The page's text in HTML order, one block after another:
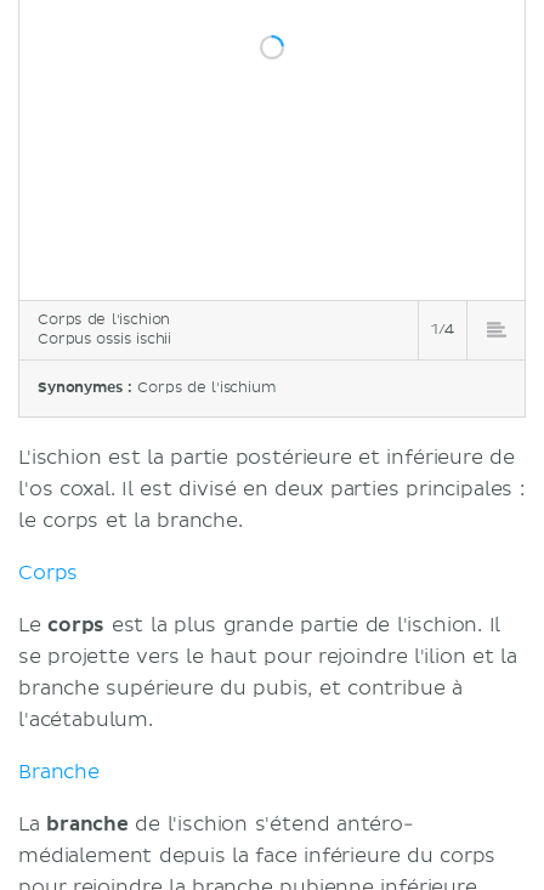
Corps de l'ischion
Corpus ossis ischii
1/4
Synonymes :Corps de l'ischium
L'ischion est la partie postérieure et inférieure de
l'os coxal. Il est divisé en deux parties principales :
le corps et la branche.
Corps
Lecorps est la plus grande partie de l'ischion. Il
se projette vers le haut pour rejoindre l'ilion et la
branche supérieure du pubis, et contribue à
l'acétabulum.
Branche
La branche de l'ischion s'étend antéro-
médialement depuis la face inférieure du corps